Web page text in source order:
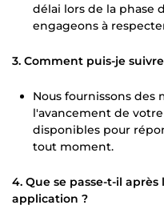
délai lors de la phase
engageons à
3. Comment puis-je
Nous fournissons des
l'avancement de
disponibles pour
tout moment.
4. Que se passe-t-il
application ?